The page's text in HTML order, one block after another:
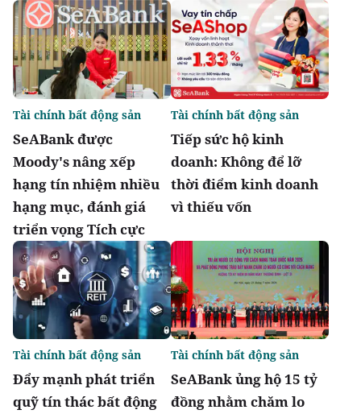
SeABank được
Moody's nâng xếp
hạng tín nhiệm nhiều
hạng mục, đánh giá
triển vọng Tích cực
Tài chính bất động sản
Tiếp sức hộ kinh
doanh: Không để lỡ
thời điểm kinh doanh
vì thiếu vốn
Tài chính bất động sản
Đẩy mạnh phát triển
quỹ tín thác bất động
Tài chính bất động sản
SeABank ủng hộ 15 tỷ
đồng nhằm chăm lo
Tài chính bất động sản